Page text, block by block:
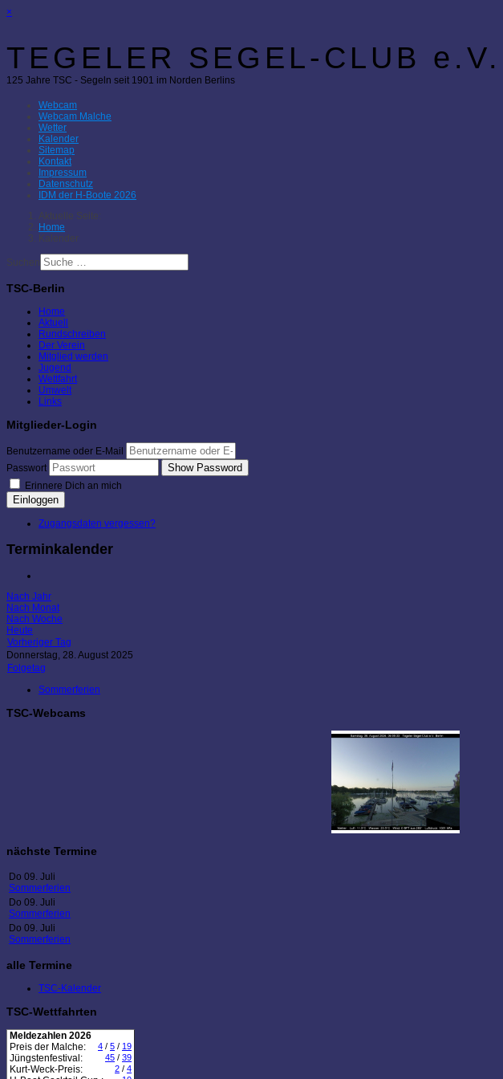
×
TEGELER SEGEL-CLUB e.V.
125 Jahre TSC - Segeln seit 1901 im Norden Berlins
Webcam
Webcam Malche
Wetter
Kalender
Sitemap
Kontakt
Impressum
Datenschutz
IDM der H-Boote 2026
Aktuelle Seite:
Home
Kalender
Suchen
TSC-Berlin
Home
Aktuell
Rundschreiben
Der Verein
Mitglied werden
Jugend
Wettfahrt
Umwelt
Links
Mitglieder-Login
Benutzername oder E-Mail
Passwort
Show Password
Erinnere Dich an mich
Einloggen
Zugangsdaten vergessen?
Terminkalender
Nach Jahr
Nach Monat
Nach Woche
Heute
Vorheriger Tag
Donnerstag, 28. August 2025
Folgetag
Sommerferien
TSC-Webcams
nächste Termine
Do 09. Juli
Sommerferien
Do 09. Juli
Sommerferien
Do 09. Juli
Sommerferien
alle Termine
TSC-Kalender
TSC-Wettfahrten
Meldezahlen 2026
Preis der Malche:
4 / 5 / 19
Jüngstenfestival: 45 / 39
Kurt-Weck-Preis: 2 / 4